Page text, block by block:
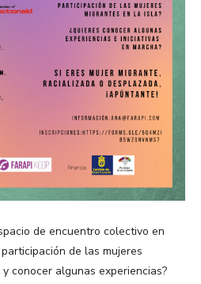
de encuentro colectivo en
de las mujeres
conocer algunas experiencias?